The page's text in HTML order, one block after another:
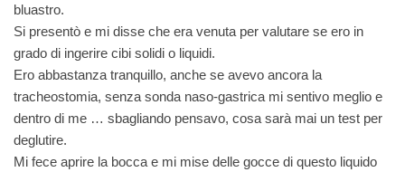
bluastro.
Si presentò e mi disse che era venuta per valutare se ero in
grado di ingerire cibi solidi o liquidi.
Ero abbastanza tranquillo, anche se avevo ancora la
tracheostomia, senza sonda naso-gastrica mi sentivo meglio e
dentro di me … sbagliando pensavo, cosa sarà mai un test per
deglutire.
Mi fece aprire la bocca e mi mise delle gocce di questo liquido